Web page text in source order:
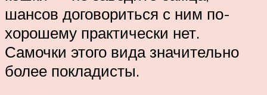
шансов договориться с ним по-
хорошему практически нет.
Самочки этого вида значительно
более покладисты.